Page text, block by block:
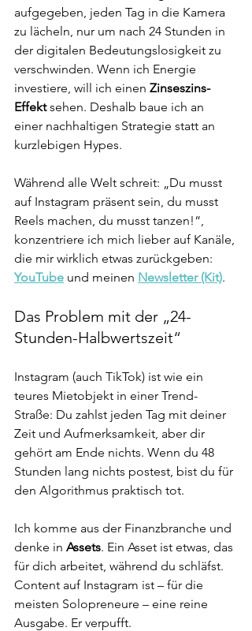
aufgegeben, jeden Tag in die Kamera
zu lächeln, nur um nach 24 Stunden in
der digitalen Bedeutungslosigkeit zu
verschwinden. Wenn ich Energie
investiere, will ich einen Zinseszins-
Effekt sehen. Deshalb baue ich an
einer nachhaltigen Strategie statt an
kurzlebigen Hypes.
Während alle Welt schreit: „Du musst
auf Instagram präsent sein, du musst
Reels machen, du musst tanzen!“,
konzentriere ich mich lieber auf Kanäle,
die mir wirklich etwas zurückgeben:
YouTube und meinen Newsletter (Kit).
Das Problem mit der „24-
Stunden-Halbwertszeit“
Instagram (auch TikTok) ist wie ein
teures Mietobjekt in einer Trend-
Straße: Du zahlst jeden Tag mit deiner
Zeit und Aufmerksamkeit, aber dir
gehört am Ende nichts. Wenn du 48
Stunden lang nichts postest, bist du für
den Algorithmus praktisch tot.
Ich komme aus der Finanzbranche und
denke in Assets. Ein Asset ist etwas, das
für dich arbeitet, während du schläfst.
Content auf Instagram ist – für die
meisten Solopreneure – eine reine
Ausgabe. Er verpufft.